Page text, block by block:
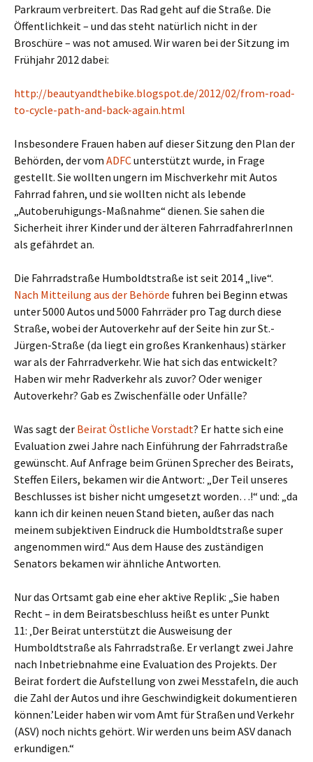
Parkraum verbreitert. Das Rad geht auf die Straße. Die
Öffentlichkeit – und das steht natürlich nicht in der
Broschüre – was not amused. Wir waren bei der Sitzung im
Frühjahr 2012 dabei:
http://beautyandthebike.blogspot.de/2012/02/from-road-
to-cycle-path-and-back-again.html
Insbesondere Frauen haben auf dieser Sitzung den Plan der
Behörden, der vom ADFCunterstützt wurde, in Frage
gestellt. Sie wollten ungern im Mischverkehr mit Autos
Fahrrad fahren, und sie wollten nicht als lebende
„Autoberuhigungs-Maßnahme“ dienen. Sie sahen die
Sicherheit ihrer Kinder und der älteren FahrradfahrerInnen
als gefährdet an.
Die Fahrradstraße Humboldtstraße ist seit 2014 „live“.
Nach Mitteilung aus der Behörde fuhren bei Beginn etwas
unter 5000 Autos und 5000 Fahrräder pro Tag durch diese
Straße, wobei der Autoverkehr auf der Seite hin zur St.-
Jürgen-Straße (da liegt ein großes Krankenhaus) stärker
war als der Fahrradverkehr. Wie hat sich das entwickelt?
Haben wir mehr Radverkehr als zuvor? Oder weniger
Autoverkehr? Gab es Zwischenfälle oder Unfälle?
Was sagt der Beirat Östliche Vorstadt? Er hatte sich eine
Evaluation zwei Jahre nach Einführung der Fahrradstraße
gewünscht. Auf Anfrage beim Grünen Sprecher des Beirats,
Steffen Eilers, bekamen wir die Antwort: „Der Teil unseres
Beschlusses ist bisher nicht umgesetzt worden…!“ und: „da
kann ich dir keinen neuen Stand bieten, außer das nach
meinem subjektiven Eindruck die Humboldtstraße super
angenommen wird.“ Aus dem Hause des zuständigen
Senators bekamen wir ähnliche Antworten.
Nur das Ortsamt gab eine eher aktive Replik: „Sie haben
Recht – in dem Beiratsbeschluss heißt es unter Punkt
11: ‚Der Beirat unterstützt die Ausweisung der
Humboldtstraße als Fahrradstraße. Er verlangt zwei Jahre
nach Inbetriebnahme eine Evaluation des Projekts. Der
Beirat fordert die Aufstellung von zwei Messtafeln, die auch
die Zahl der Autos und ihre Geschwindigkeit dokumentieren
können.’Leider haben wir vom Amt für Straßen und Verkehr
(ASV) noch nichts gehört. Wir werden uns beim ASV danach
erkundigen.“